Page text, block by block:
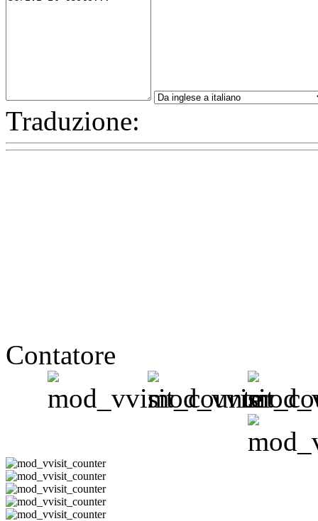
Traduzione:
Contatore